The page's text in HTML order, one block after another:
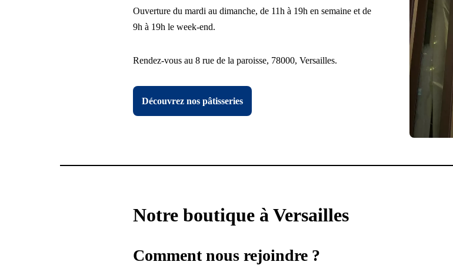
Ouverture du mardi au dimanche, de 11h à 19h en semaine et de
9h à 19h le week-end.
Rendez-vous au 8 rue de la paroisse, 78000, Versailles.
Découvrez nos pâtisseries
Notre boutique à Versailles
Comment nous rejoindre?